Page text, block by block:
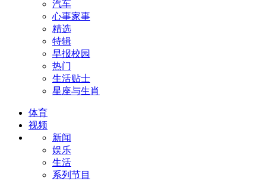
汽车
心事家事
精选
特辑
早报校园
热门
生活贴士
星座与生肖
体育
视频
新闻
娱乐
生活
系列节目